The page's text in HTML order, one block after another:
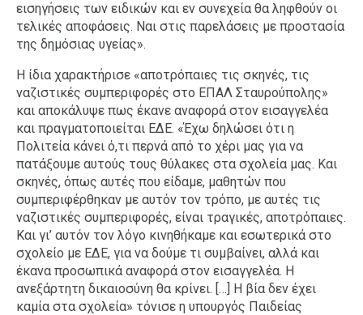
εισηγήσεις των ειδικών και εν συνεχεία θα ληφθούν οι
τελικές αποφάσεις. Ναι στις παρελάσεις με προστασία
της δημόσιας υγείας».
Η ίδια χαρακτήρισε «αποτρόπαιες τις σκηνές, τις
ναζιστικές συμπεριφορές στο ΕΠΑΛ Σταυρούπολης»
και αποκάλυψε πως έκανε αναφορά στον εισαγγελέα
και πραγματοποιείται ΕΔΕ. «Έχω δηλώσει ότι η
Πολιτεία κάνει ό,τι περνά από το χέρι μας για να
πατάξουμε αυτούς τους θύλακες στα σχολεία μας. Και
σκηνές, όπως αυτές που είδαμε, μαθητών που
συμπεριφέρθηκαν με αυτόν τον τρόπο, με αυτές τις
ναζιστικές συμπεριφορές, είναι τραγικές, αποτρόπαιες.
Και γι’ αυτόν τον λόγο κινηθήκαμε και εσωτερικά στο
σχολείο με ΕΔΕ, για να δούμε τι συμβαίνει, αλλά και
έκανα προσωπικά αναφορά στον εισαγγελέα. Η
ανεξάρτητη δικαιοσύνη θα κρίνει. […] Η βία δεν έχει
καμία στα σχολεία» τόνισε η υπουργός Παιδείας